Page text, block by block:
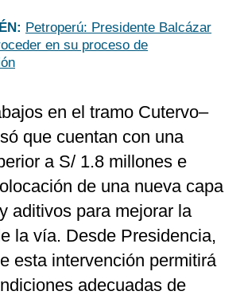
Petroperú: Presidente Balcázar
en su proceso de
en el tramo Cutervo–
que cuentan con una
a S/ 1.8 millones e
de una nueva capa
aditivos para mejorar la
la vía. Desde Presidencia,
esta intervención permitirá
adecuadas de